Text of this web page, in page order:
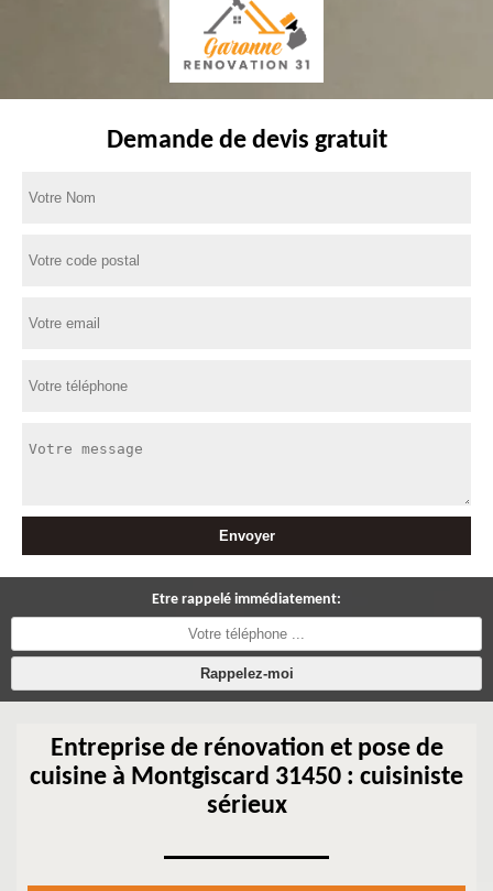
Demande de devis gratuit
Etre rappelé immédiatement:
Entreprise de rénovation et pose de
cuisine à Montgiscard 31450 : cuisiniste
sérieux